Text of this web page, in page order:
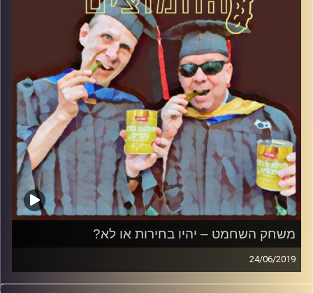
משחק השחמט – יהיו בחירות או לא?
24/06/2019
פרופסור בועז בן-דוד ופרופסור גלעד הירשברגר